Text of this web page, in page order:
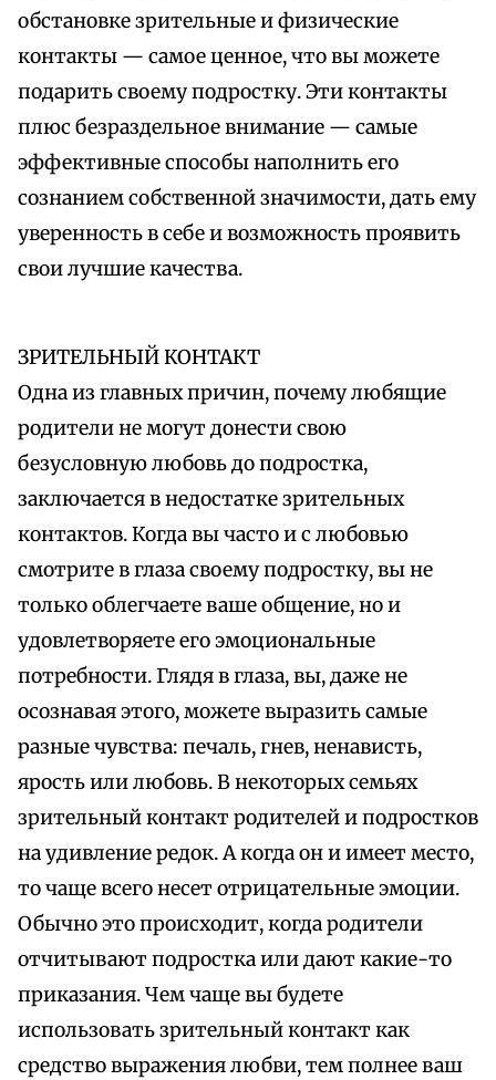
обстановке зрительные и физические
контакты — самое ценное, что вы можете
подарить своему подростку. Эти контакты
плюс безраздельное внимание — самые
эффективные способы наполнить его
сознанием собственной значимости, дать ему
уверенность в себе и возможность проявить
свои лучшие качества.
ЗРИТЕЛЬНЫЙ КОНТАКТ
Одна из главных причин, почему любящие
родители не могут донести свою
безусловную любовь до подростка,
заключается в недостатке зрительных
контактов. Когда вы часто и с любовью
смотрите в глаза своему подростку, вы не
только облегчаете ваше общение, но и
удовлетворяете его эмоциональные
потребности. Глядя в глаза, вы, даже не
осознавая этого, можете выразить самые
разные чувства: печаль, гнев, ненависть,
ярость или любовь. В некоторых семьях
зрительный контакт родителей и подростков
на удивление редок. А когда он и имеет место,
то чаще всего несет отрицательные эмоции.
Обычно это происходит, когда родители
отчитывают подростка или дают какие-то
приказания. Чем чаще вы будете
использовать зрительный контакт как
средство выражения любви, тем полнее ваш